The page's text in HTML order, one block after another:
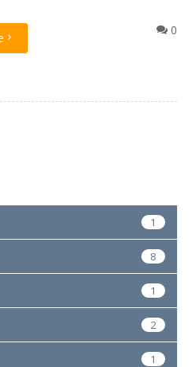
0
1
8
1
2
1